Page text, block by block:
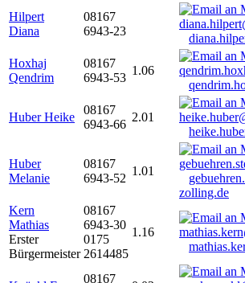
Hilpert
Diana
08167
6943-23
Hoxhaj
Qendrim
08167
6943-53
1.06
Huber Heike
08167
6943-66
2.01
Huber
Melanie
08167
6943-52
1.01
zolling.de
Kern
Mathias
Erster
Bürgermeister
08167
6943-30
0175
2614485
1.16
08167